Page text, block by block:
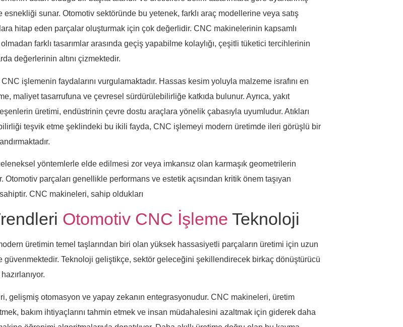
sunar. Otomotiv sektöründe bu yetenek, farklı araç modellerine veya satış
hitap eden parçalar oluşturmak için çok değerlidir. CNC makinelerinin kapsamlı
farklı tasarımlar arasında geçiş yapabilme kolaylığı, çeşitli tüketici tercihlerinin
değerlerinin altını çizmektedir.
işlemenin faydalarını vurgulamaktadır. Hassas kesim yoluyla malzeme israfını en
maliyet tasarrufuna ve çevresel sürdürülebilirliğe katkıda bulunur. Ayrıca, yakıt
üretimi, endüstrinin çevre dostu araçlara yönelik çabasıyla uyumludur. Atıkları
teşvik etme şeklindeki bu ikili fayda, CNC işlemeyi modern üretimde ileri görüşlü bir
yöntemlerle elde edilmesi zor veya imkansız olan karmaşık geometrilerin
Otomotiv parçaları genellikle performans ve estetik açısından kritik önem taşıyan
CNC makineleri, sahip oldukları
Otomotiv CNC İşleme Teknoloji
üretimin temel taşlarından biri olan yüksek hassasiyetli parçaların üretimi için uzun
güvenmektedir. Teknoloji geliştikçe, sektör geleceğini şekillendirecek birkaç dönüştürücü
gelişmiş otomasyon ve yapay zekanın entegrasyonudur. CNC makineleri, üretim
bakım ihtiyaçlarını tahmin etmek ve insan müdahalesini azaltmak için giderek daha